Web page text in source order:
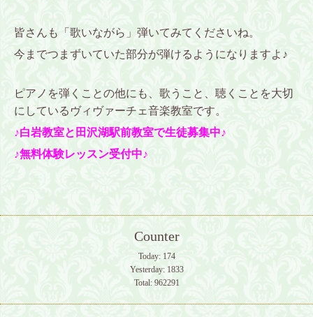
皆さんも「歌いながら」弾いてみてくださいね。
今までつまずいていた部分が弾けるようになりますよ♪
ピアノを弾くことの他にも、歌うこと、聴くことを大切
にしているヴィヴァーチェ音楽教室です。
♪白岩教室と田沢湖駅前教室で生徒募集中♪
♪無料体験レッスン受付中♪
Counter
Today: 174
Yesterday: 1833
Total: 962291